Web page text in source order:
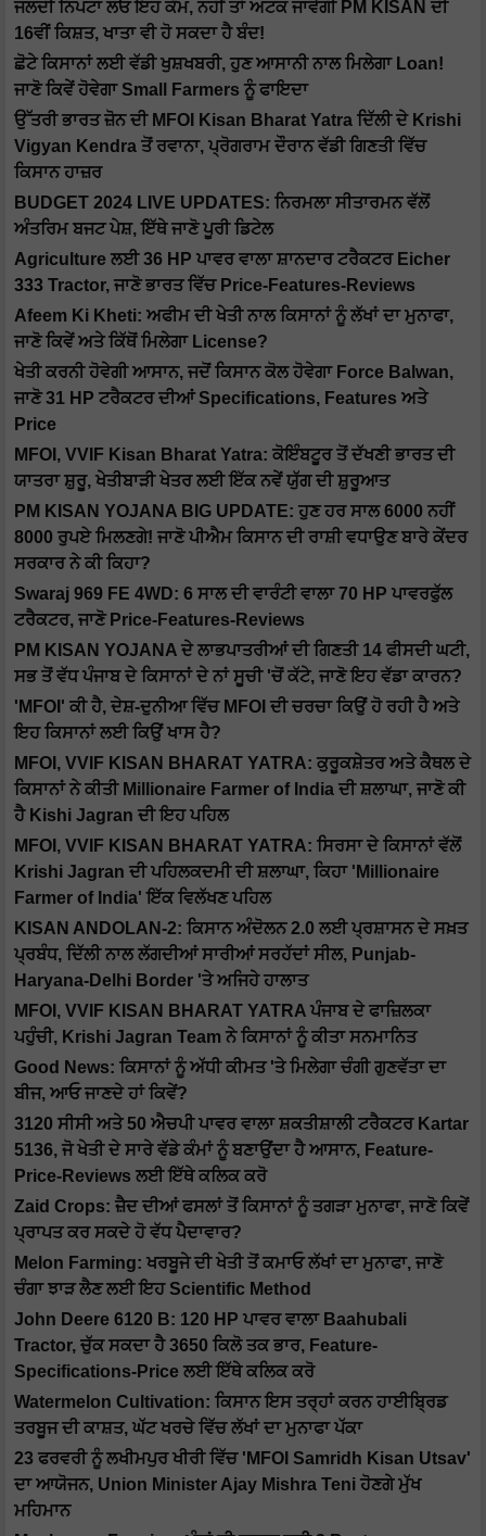
ਜਲਦੀ ਨਿਪਟਾ ਲਓ ਇਹ ਕੰਮ, ਨਹੀਂ ਤਾਂ ਅਟਕ ਜਾਵੇਗੀ PM KISAN ਦੀ
16ਵੀਂ ਕਿਸ਼ਤ, ਖਾਤਾ ਵੀ ਹੋ ਸਕਦਾ ਹੈ ਬੰਦ!
ਛੋਟੇ ਕਿਸਾਨਾਂ ਲਈ ਵੱਡੀ ਖੁਸ਼ਖਬਰੀ, ਹੁਣ ਆਸਾਨੀ ਨਾਲ ਮਿਲੇਗਾ Loan!
ਜਾਣੋ ਕਿਵੇਂ ਹੋਵੇਗਾ Small Farmers ਨੂੰ ਫਾਇਦਾ
ਉੱਤਰੀ ਭਾਰਤ ਜ਼ੋਨ ਦੀ MFOI Kisan Bharat Yatra ਦਿੱਲੀ ਦੇ Krishi
Vigyan Kendra ਤੋਂ ਰਵਾਨਾ, ਪ੍ਰੋਗਰਾਮ ਦੌਰਾਨ ਵੱਡੀ ਗਿਣਤੀ ਵਿੱਚ
ਕਿਸਾਨ ਹਾਜ਼ਰ
BUDGET 2024 LIVE UPDATES: ਨਿਰਮਲਾ ਸੀਤਾਰਮਨ ਵੱਲੋਂ
ਅੰਤਰਿਮ ਬਜਟ ਪੇਸ਼, ਇੱਥੇ ਜਾਣੋ ਪੂਰੀ ਡਿਟੇਲ
Agriculture ਲਈ 36 HP ਪਾਵਰ ਵਾਲਾ ਸ਼ਾਨਦਾਰ ਟਰੈਕਟਰ Eicher
333 Tractor, ਜਾਣੋ ਭਾਰਤ ਵਿੱਚ Price-Features-Reviews
Afeem Ki Kheti: ਅਫੀਮ ਦੀ ਖੇਤੀ ਨਾਲ ਕਿਸਾਨਾਂ ਨੂੰ ਲੱਖਾਂ ਦਾ ਮੁਨਾਫਾ,
ਜਾਣੋ ਕਿਵੇਂ ਅਤੇ ਕਿੱਥੋਂ ਮਿਲੇਗਾ License?
ਖੇਤੀ ਕਰਨੀ ਹੋਵੇਗੀ ਆਸਾਨ, ਜਦੋਂ ਕਿਸਾਨ ਕੋਲ ਹੋਵੇਗਾ Force Balwan,
ਜਾਣੋ 31 HP ਟਰੈਕਟਰ ਦੀਆਂ Specifications, Features ਅਤੇ
Price
MFOI, VVIF Kisan Bharat Yatra: ਕੋਇੰਬਟੂਰ ਤੋਂ ਦੱਖਣੀ ਭਾਰਤ ਦੀ
ਯਾਤਰਾ ਸ਼ੁਰੂ, ਖੇਤੀਬਾੜੀ ਖੇਤਰ ਲਈ ਇੱਕ ਨਵੇਂ ਯੁੱਗ ਦੀ ਸ਼ੁਰੂਆਤ
PM KISAN YOJANA BIG UPDATE: ਹੁਣ ਹਰ ਸਾਲ 6000 ਨਹੀਂ
8000 ਰੁਪਏ ਮਿਲਣਗੇ! ਜਾਣੋ ਪੀਐਮ ਕਿਸਾਨ ਦੀ ਰਾਸ਼ੀ ਵਧਾਉਣ ਬਾਰੇ ਕੇਂਦਰ
ਸਰਕਾਰ ਨੇ ਕੀ ਕਿਹਾ?
Swaraj 969 FE 4WD: 6 ਸਾਲ ਦੀ ਵਾਰੰਟੀ ਵਾਲਾ 70 HP ਪਾਵਰਫੁੱਲ
ਟਰੈਕਟਰ, ਜਾਣੋ Price-Features-Reviews
PM KISAN YOJANA ਦੇ ਲਾਭਪਾਤਰੀਆਂ ਦੀ ਗਿਣਤੀ 14 ਫੀਸਦੀ ਘਟੀ,
ਸਭ ਤੋਂ ਵੱਧ ਪੰਜਾਬ ਦੇ ਕਿਸਾਨਾਂ ਦੇ ਨਾਂ ਸੂਚੀ 'ਚੋਂ ਕੱਟੇ, ਜਾਣੋ ਇਹ ਵੱਡਾ ਕਾਰਨ?
'MFOI' ਕੀ ਹੈ, ਦੇਸ਼-ਦੁਨੀਆ ਵਿੱਚ MFOI ਦੀ ਚਰਚਾ ਕਿਉਂ ਹੋ ਰਹੀ ਹੈ ਅਤੇ
ਇਹ ਕਿਸਾਨਾਂ ਲਈ ਕਿਉਂ ਖਾਸ ਹੈ?
MFOI, VVIF KISAN BHARAT YATRA: ਕੁਰੂਕਸ਼ੇਤਰ ਅਤੇ ਕੈਥਲ ਦੇ
ਕਿਸਾਨਾਂ ਨੇ ਕੀਤੀ Millionaire Farmer of India ਦੀ ਸ਼ਲਾਘਾ, ਜਾਣੋ ਕੀ
ਹੈ Kishi Jagran ਦੀ ਇਹ ਪਹਿਲ
MFOI, VVIF KISAN BHARAT YATRA: ਸਿਰਸਾ ਦੇ ਕਿਸਾਨਾਂ ਵੱਲੋਂ
Krishi Jagran ਦੀ ਪਹਿਲਕਦਮੀ ਦੀ ਸ਼ਲਾਘਾ, ਕਿਹਾ 'Millionaire
Farmer of India' ਇੱਕ ਵਿਲੱਖਣ ਪਹਿਲ
KISAN ANDOLAN-2: ਕਿਸਾਨ ਅੰਦੋਲਨ 2.0 ਲਈ ਪ੍ਰਸ਼ਾਸਨ ਦੇ ਸਖ਼ਤ
ਪ੍ਰਬੰਧ, ਦਿੱਲੀ ਨਾਲ ਲੱਗਦੀਆਂ ਸਾਰੀਆਂ ਸਰਹੱਦਾਂ ਸੀਲ, Punjab-
Haryana-Delhi Border 'ਤੇ ਅਜਿਹੇ ਹਾਲਾਤ
MFOI, VVIF KISAN BHARAT YATRA ਪੰਜਾਬ ਦੇ ਫਾਜ਼ਿਲਕਾ
ਪਹੁੰਚੀ, Krishi Jagran Team ਨੇ ਕਿਸਾਨਾਂ ਨੂੰ ਕੀਤਾ ਸਨਮਾਨਿਤ
Good News: ਕਿਸਾਨਾਂ ਨੂੰ ਅੱਧੀ ਕੀਮਤ 'ਤੇ ਮਿਲੇਗਾ ਚੰਗੀ ਗੁਣਵੱਤਾ ਦਾ
ਬੀਜ, ਆਓ ਜਾਣਦੇ ਹਾਂ ਕਿਵੇਂ?
3120 ਸੀਸੀ ਅਤੇ 50 ਐਚਪੀ ਪਾਵਰ ਵਾਲਾ ਸ਼ਕਤੀਸ਼ਾਲੀ ਟਰੈਕਟਰ Kartar
5136, ਜੋ ਖੇਤੀ ਦੇ ਸਾਰੇ ਵੱਡੇ ਕੰਮਾਂ ਨੂੰ ਬਣਾਉਂਦਾ ਹੈ ਆਸਾਨ, Feature-
Price-Reviews ਲਈ ਇੱਥੇ ਕਲਿਕ ਕਰੋ
Zaid Crops: ਜ਼ੈਦ ਦੀਆਂ ਫਸਲਾਂ ਤੋਂ ਕਿਸਾਨਾਂ ਨੂੰ ਤਗੜਾ ਮੁਨਾਫਾ, ਜਾਣੋ ਕਿਵੇਂ
ਪ੍ਰਾਪਤ ਕਰ ਸਕਦੇ ਹੋ ਵੱਧ ਪੈਦਾਵਾਰ?
Melon Farming: ਖਰਬੂਜੇ ਦੀ ਖੇਤੀ ਤੋਂ ਕਮਾਓ ਲੱਖਾਂ ਦਾ ਮੁਨਾਫਾ, ਜਾਣੋ
ਚੰਗਾ ਝਾੜ ਲੈਣ ਲਈ ਇਹ Scientific Method
John Deere 6120 B: 120 HP ਪਾਵਰ ਵਾਲਾ Baahubali
Tractor, ਚੁੱਕ ਸਕਦਾ ਹੈ 3650 ਕਿਲੋ ਤਕ ਭਾਰ, Feature-
Specifications-Price ਲਈ ਇੱਥੇ ਕਲਿਕ ਕਰੋ
Watermelon Cultivation: ਕਿਸਾਨ ਇਸ ਤਰ੍ਹਾਂ ਕਰਨ ਹਾਈਬ੍ਰਿਡ
ਤਰਬੂਜ ਦੀ ਕਾਸ਼ਤ, ਘੱਟ ਖਰਚੇ ਵਿੱਚ ਲੱਖਾਂ ਦਾ ਮੁਨਾਫਾ ਪੱਕਾ
23 ਫਰਵਰੀ ਨੂੰ ਲਖੀਮਪੁਰ ਖੀਰੀ ਵਿੱਚ 'MFOI Samridh Kisan Utsav'
ਦਾ ਆਯੋਜਨ, Union Minister Ajay Mishra Teni ਹੋਣਗੇ ਮੁੱਖ
ਮਹਿਮਾਨ